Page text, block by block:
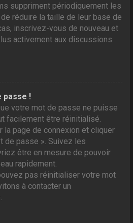
suppriment périodiquement les
réduire la taille de leur base de
inscrivez-vous de nouveau et
activement aux discussions
passe !
votre mot de passe ne puisse
facilement être réinitialisé.
la page de connexion et cliquer
de passe ». Suivez les
être en mesure de pouvoir
rapidement.
pas réinitialiser votre mot
à contacter un